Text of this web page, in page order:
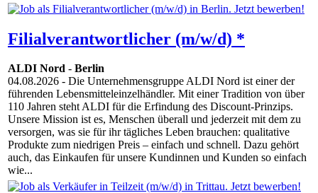
Filialverantwortlicher (m/w/d) *
ALDI Nord - Berlin
04.08.2026 - Die Unternehmensgruppe ALDI Nord ist einer der
führenden Lebensmitteleinzelhändler. Mit einer Tradition von über
110 Jahren steht ALDI für die Erfindung des Discount-Prinzips.
Unsere Mission ist es, Menschen überall und jederzeit mit dem zu
versorgen, was sie für ihr tägliches Leben brauchen: qualitative
Produkte zum niedrigen Preis – einfach und schnell. Dazu gehört
auch, das Einkaufen für unsere Kundinnen und Kunden so einfach
wie...